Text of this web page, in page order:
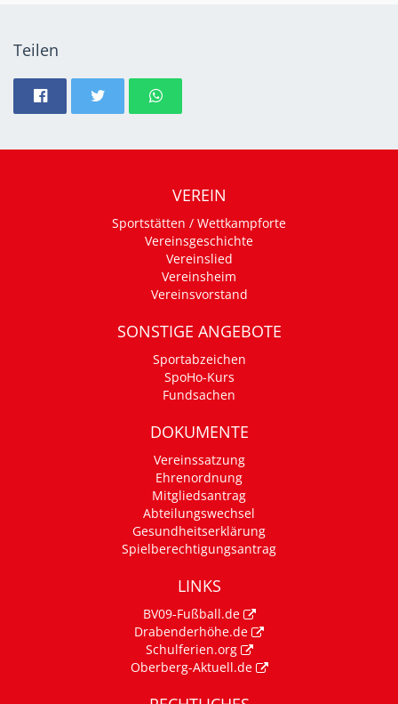
Teilen
VEREIN
Sportstätten / Wettkampforte
Vereinsgeschichte
Vereinslied
Vereinsheim
Vereinsvorstand
SONSTIGE ANGEBOTE
Sportabzeichen
SpoHo-Kurs
Fundsachen
DOKUMENTE
Vereinssatzung
Ehrenordnung
Mitgliedsantrag
Abteilungswechsel
Gesundheitserklärung
Spielberechtigungsantrag
LINKS
BV09-Fußball.de
Drabenderhöhe.de
Schulferien.org
Oberberg-Aktuell.de